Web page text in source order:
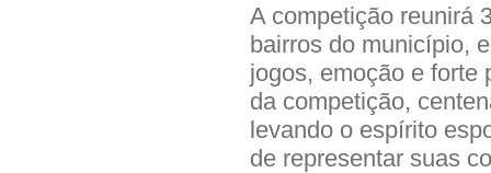
A competição reunirá
bairros do município,
jogos, emoção e forte
da competição,
levando o espírito
de representar suas